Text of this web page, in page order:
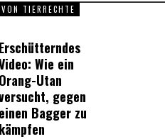
TIERRECHTE
Erschütterndes
Wie ein
Orang-Utan
gegen
einen Bagger zu
kämpfen